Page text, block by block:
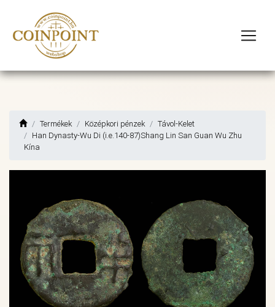
Termékek Középkori pénzek
Távol-Kelet
Han Dynasty-Wu Di (i.e.140-87)Shang Lin San Guan Wu Zhu
Kína